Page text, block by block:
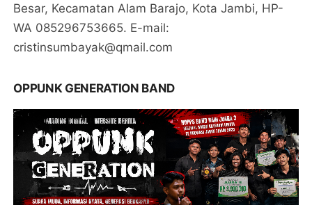
Besar, Kecamatan Alam Barajo, Kota Jambi, HP-
WA 085296753665. E-mail:
cristinsumbayak@qmail.com
OPPUNK GENERATION BAND